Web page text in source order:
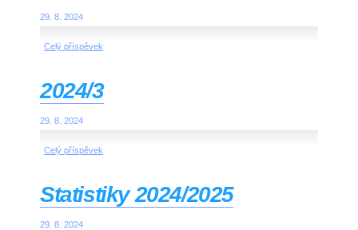
29. 8. 2024
Celý příspěvek
2024/3
29. 8. 2024
Celý příspěvek
Statistiky 2024/2025
29. 8. 2024